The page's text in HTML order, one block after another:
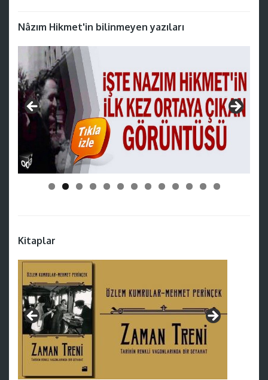
Nâzım Hikmet'in bilinmeyen yazıları
Kitaplar